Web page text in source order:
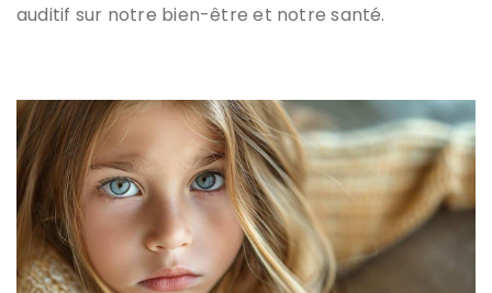
auditif sur notre bien-être et notre santé.